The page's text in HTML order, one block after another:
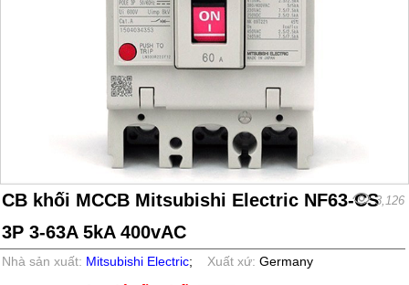
CB khối MCCB Mitsubishi Electric NF63-CS
3P 3-63A 5kA 400vAC
3,126
Nhà sản xuất: Mitsubishi Electric; Xuất xứ:Germany